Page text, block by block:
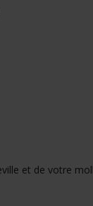
et de votre